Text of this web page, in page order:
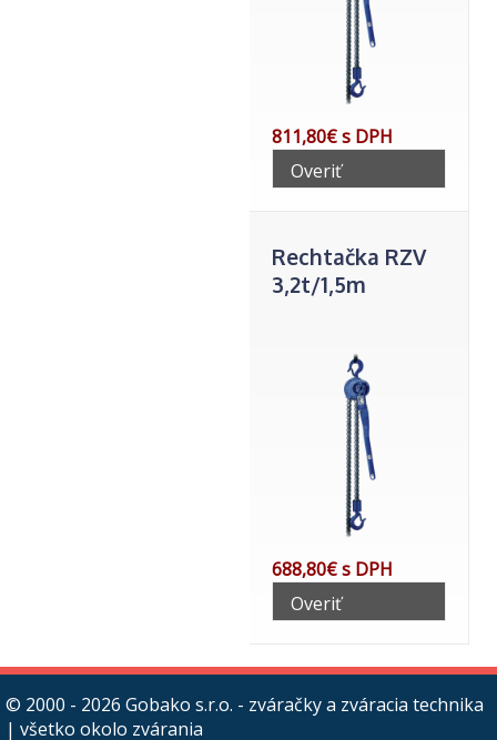
811,80€ s DPH
Overiť
telefonicky
Rechtačka RZV
3,2t/1,5m
688,80€ s DPH
Overiť
telefonicky
© 2000 - 2026 Gobako s.r.o. - zváračky a zváracia technika
| všetko okolo zvárania